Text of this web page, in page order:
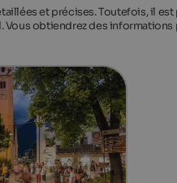
et précises. Toutefois, il
obtiendrez des informations